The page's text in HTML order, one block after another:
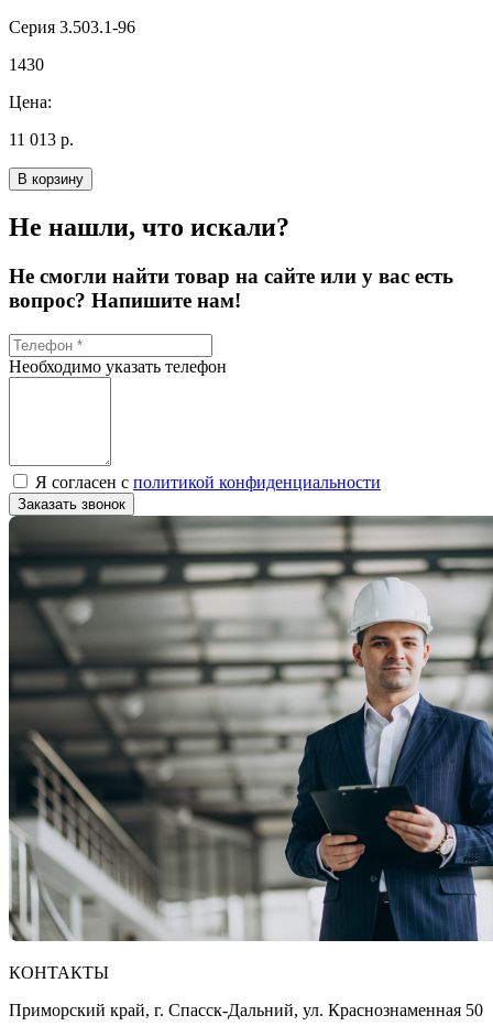
Серия 3.503.1-96
1430
Цена:
11 013 р.
В корзину
Не нашли, что искали?
Не смогли найти товар на сайте или у вас есть
вопрос? Напишите нам!
Необходимо указать телефон
Я согласен с политикой конфиденциальности
Заказать звонок
КОНТАКТЫ
Приморский край, г. Спасск-Дальний, ул. Краснознаменная 50